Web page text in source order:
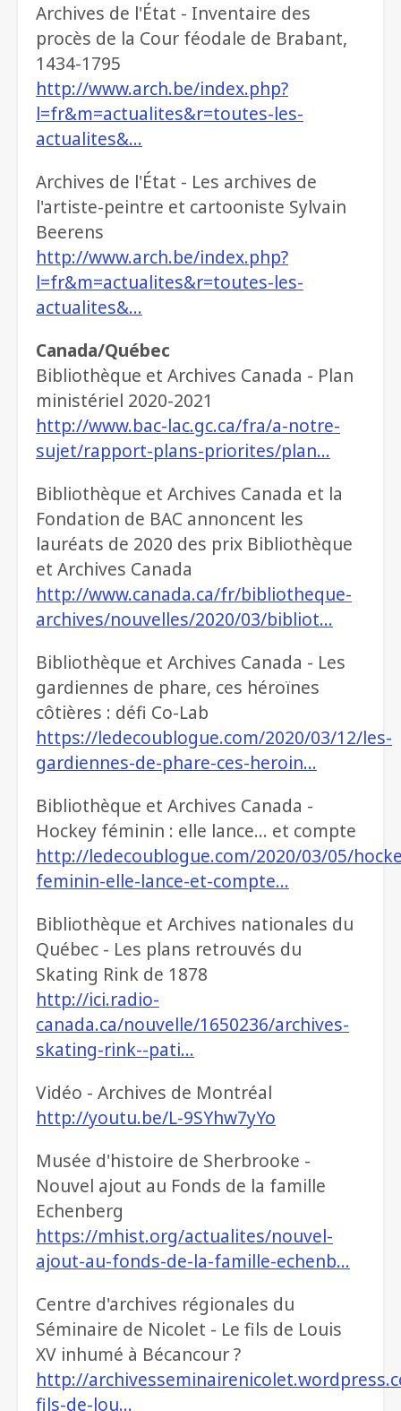
Archives de l'État - Inventaire des
procès de la Cour féodale de Brabant,
1434-1795
http://www.arch.be/index.php?
l=fr&m=actualites&r=toutes-les-
actualites&…
Archives de l'État - Les archives de
l'artiste-peintre et cartooniste Sylvain
Beerens
http://www.arch.be/index.php?
l=fr&m=actualites&r=toutes-les-
actualites&…
Canada/Québec
Bibliothèque et Archives Canada - Plan
ministériel 2020-2021
http://www.bac-lac.gc.ca/fra/a-notre-
sujet/rapport-plans-priorites/plan…
Bibliothèque et Archives Canada et la
Fondation de BAC annoncent les
lauréats de 2020 des prix Bibliothèque
et Archives Canada
http://www.canada.ca/fr/bibliotheque-
archives/nouvelles/2020/03/bibliot…
Bibliothèque et Archives Canada - Les
gardiennes de phare, ces héroïnes
côtières : défi Co-Lab
https://ledecoublogue.com/2020/03/12/les-
gardiennes-de-phare-ces-heroin…
Bibliothèque et Archives Canada -
Hockey féminin : elle lance… et compte
http://ledecoublogue.com/2020/03/05/
feminin-elle-lance-et-compte…
Bibliothèque et Archives nationales du
Québec - Les plans retrouvés du
Skating Rink de 1878
http://ici.radio-
canada.ca/nouvelle/1650236/archives-
skating-rink--pati…
Vidéo - Archives de Montréal
http://youtu.be/L-9SYhw7yYo
Musée d'histoire de Sherbrooke -
Nouvel ajout au Fonds de la famille
Echenberg
https://mhist.org/actualites/nouvel-
ajout-au-fonds-de-la-famille-echenb…
Centre d'archives régionales du
Séminaire de Nicolet - Le fils de Louis
XV inhumé à Bécancour ?
http://
fils-de-lou…